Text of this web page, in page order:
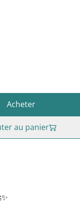
Acheter
au panier